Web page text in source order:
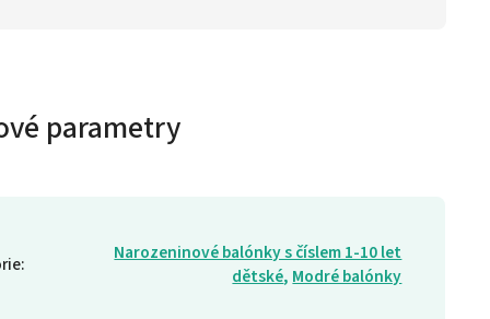
parametry
:
Narozeninové balónky s číslem 1-10 let
dětské, Modré balónky